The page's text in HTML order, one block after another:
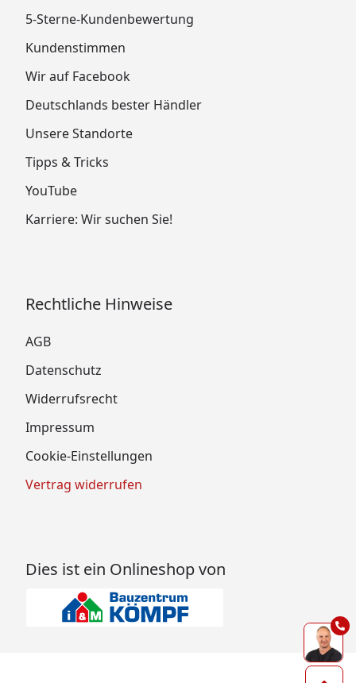
5-Sterne-Kundenbewertung
Kundenstimmen
Wir auf Facebook
Deutschlands bester Händler
Unsere Standorte
Tipps & Tricks
YouTube
Karriere: Wir suchen Sie!
Rechtliche Hinweise
AGB
Datenschutz
Widerrufsrecht
Impressum
Cookie-Einstellungen
Vertrag widerrufen
Dies ist ein Onlineshop von